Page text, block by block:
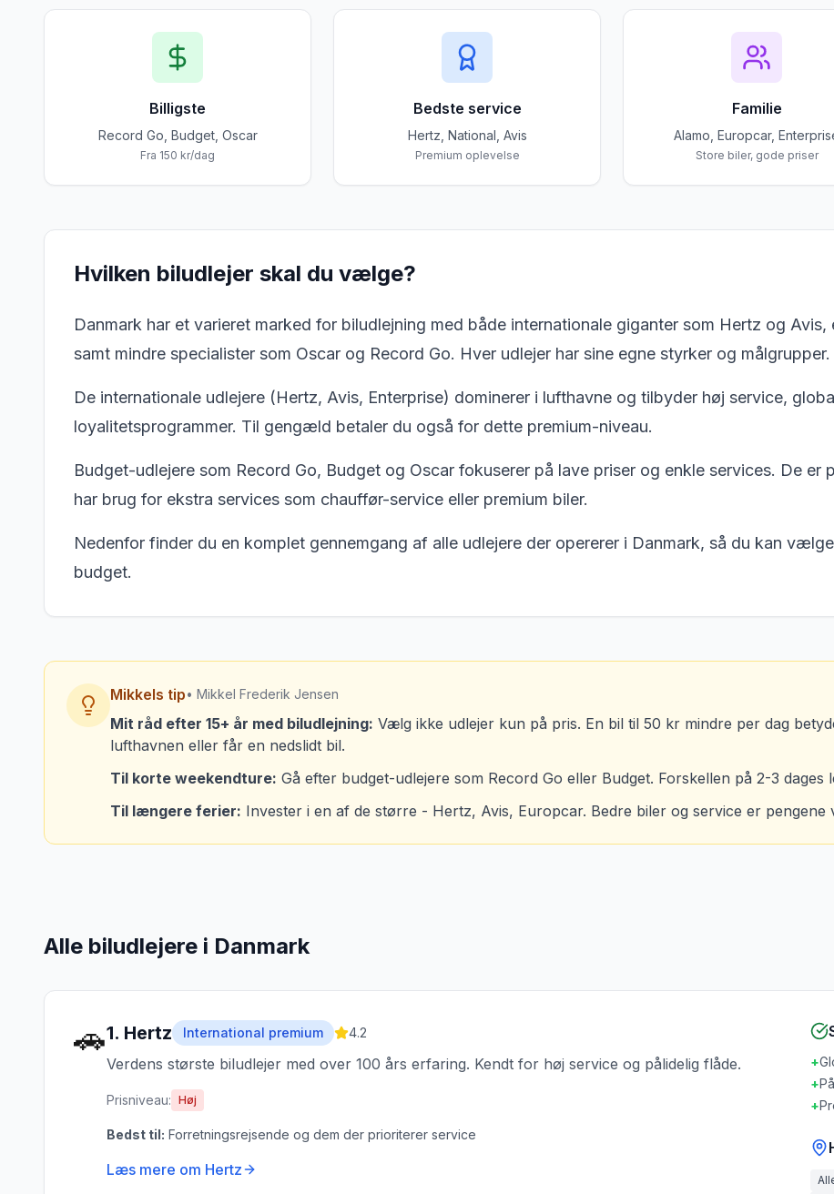
Billigste
Record Go, Budget, Oscar
Fra 150 kr/dag
Bedste service
Hertz, National, Avis
Premium oplevelse
Familie
Alamo, Europcar,
Store biler, gode priser
Hvilken biludlejer skal du vælge?
Danmark har et varieret marked for biludlejning med både internationale giganter som Hertz og
samt mindre specialister som Oscar og Record Go. Hver udlejer har sine egne styrker og målgrupper.
De internationale udlejere (Hertz, Avis, Enterprise) dominerer i lufthavne og tilbyder høj service,
loyalitetsprogrammer. Til gengæld betaler du også for dette premium-niveau.
Budget-udlejere som Record Go, Budget og Oscar fokuserer på lave priser og enkle services. De
har brug for ekstra services som chauffør-service eller premium biler.
Nedenfor finder du en komplet gennemgang af alle udlejere der opererer i Danmark, så du kan
budget.
Mikkels tip• Mikkel Frederik Jensen
Mit råd efter 15+ år med biludlejning: Vælg ikke udlejer kun på pris. En bil til 50 kr mindre per dag
lufthavnen eller får en nedslidt bil.
Til korte weekendture: Gå efter budget-udlejere som Record Go eller Budget. Forskellen på 2-3
Til længere ferier: Invester i en af de større - Hertz, Avis, Europcar. Bedre biler og service er
Alle biludlejere i Danmark
🚗1. Hertz International premium 4.2
Verdens største biludlejer med over 100 års erfaring. Kendt for høj service og pålidelig flåde.
Prisniveau: Høj
Bedst til: Forretningsrejsende og dem der prioriterer service
Læs mere om Hertz
+
+
+